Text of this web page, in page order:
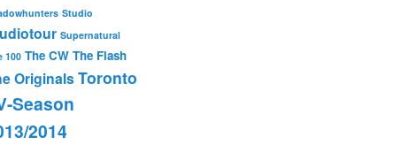
Studio
Supernatural
100 The CW The Flash
OriginalsToronto
Season
2014